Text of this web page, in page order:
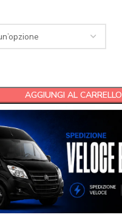
AGGIUNGI AL CARRELLO